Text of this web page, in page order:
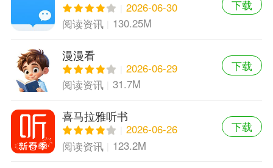
2026-06-30
阅读资讯
130.25M
下载
漫漫看
2026-06-29
阅读资讯
31.7M
下载
喜马拉雅听书
2026-06-26
阅读资讯
123.2M
下载